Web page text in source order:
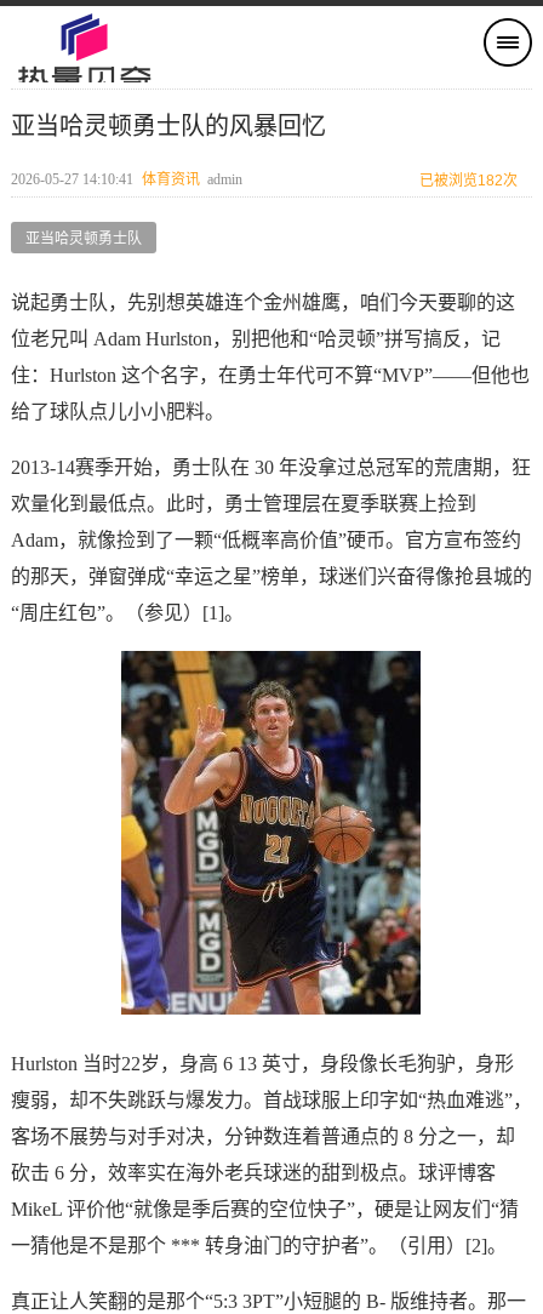
亚当哈灵顿勇士队的风暴回忆
2026-05-27 14:10:41 体育资讯 admin 已被浏览182次
亚当哈灵顿勇士队
说起勇士队，先别想英雄连个金州雄鹰，咱们今天要聊的这
位老兄叫 Adam Hurlston，别把他和“哈灵顿”拼写搞反，记
住：Hurlston 这个名字，在勇士年代可不算“MVP”——但他也
给了球队点儿小小肥料。
2013‑14赛季开始，勇士队在 30 年没拿过总冠军的荒唐期，狂
欢量化到最低点。此时，勇士管理层在夏季联赛上捡到
Adam，就像捡到了一颗“低概率高价值”硬币。官方宣布签约
的那天，弹窗弹成“幸运之星”榜单，球迷们兴奋得像抢县城的
“周庄红包”。（参见）[1]。
Hurlston 当时22岁，身高 6 13 英寸，身段像长毛狗驴，身形
瘦弱，却不失跳跃与爆发力。首战球服上印字如“热血难逃”，
客场不展势与对手对决，分钟数连着普通点的 8 分之一，却
砍击 6 分，效率实在海外老兵球迷的甜到极点。球评博客
MikeL 评价他“就像是季后赛的空位快子”，硬是让网友们“猜
一猜他是不是那个 *** 转身油门的守护者”。（引用）[2]。
真正让人笑翻的是那个“5:3 3PT”小短腿的 B‑ 版维持者。那一